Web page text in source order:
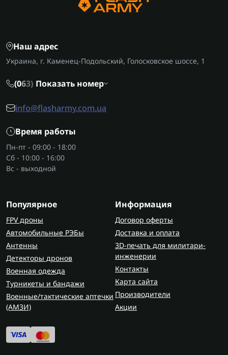
Наш адрес
Украина, г. Каменец-Подольский, Голосковское шоссе, 1
(063) Показать номер
info@flasharmy.com.ua
Время работы
Пн-пт - 09:00 - 18:00
Сб - 10:00 - 16:00
Вс - выходной
Популярное
FPV дроны
Автомобильные РЭБы
Антенны
Детекторы дронов
Военная одежда
Турникеты и бандажи
Военные/тактические аптечки
(AMЗИ)
Информация
Договор оферты
Доставка и оплата
3D-печать для милитари-
инженерии
Контакты
Карта сайта
Производители
Акции